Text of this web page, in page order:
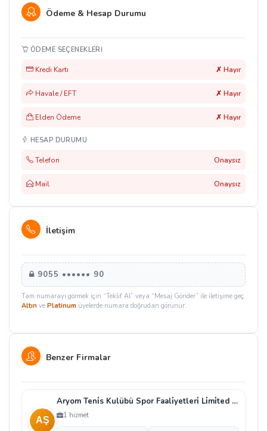
Ödeme & Hesap Durumu
ÖDEME SEÇENEKLERI
Kredi Kartı ✗ Hayır
Havale / EFT ✗ Hayır
Elden Ödeme ✗ Hayır
HESAP DURUMU
Telefon Onaysız
Mail Onaysız
İletişim
9055 •••••• 90
Tam numarayı görmek için “Teklif Al” veya “Mesaj Gönder” ile iletişime geç.
Altın ve Platinum üyelerde numara doğrudan görünür.
Benzer Firmalar
Aryom Teni̇s Kulübü Spor Faali̇yetleri̇ Li̇mi̇ted Şi̇rke
1 hizmet